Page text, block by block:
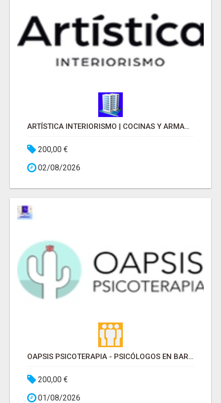
ARTÍSTICA INTERIORISMO | COCINAS Y ARMARIOS A MEDIDA
200,00 €
02/08/2026
OAPSIS PSICOTERAPIA - PSICÓLOGOS EN BARRIO DE SALAMANCA
200,00 €
01/08/2026